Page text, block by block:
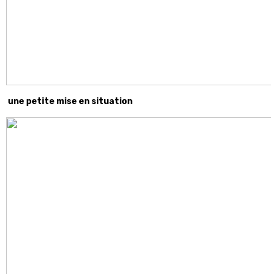
une petite mise en situation